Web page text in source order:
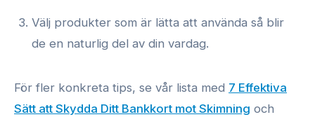
Välj produkter som är lätta att använda så blir
de en naturlig del av din vardag.
För fler konkreta tips, se vår lista med 7 Effektiva
Sätt att Skydda Ditt Bankkort mot Skimning och